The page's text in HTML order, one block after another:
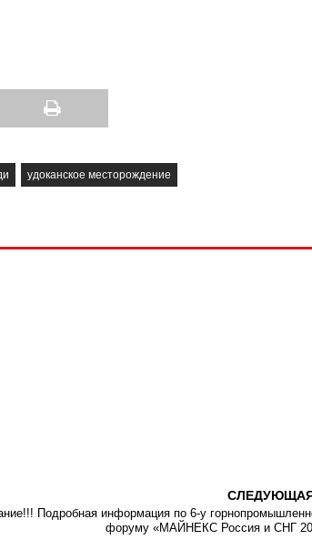
удоканское месторождение
Подробная информация по 6-у
форуму «МАЙНЕКС Россия и СНГ